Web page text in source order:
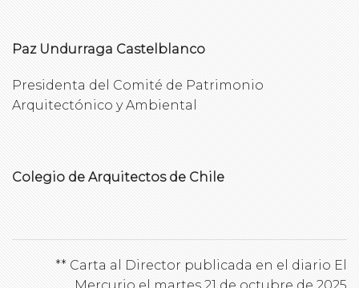
Paz Undurraga Castelblanco
Presidenta del Comité de Patrimonio
Arquitectónico y Ambiental
Colegio de Arquitectos de Chile
** Carta al Director publicada en el diario El